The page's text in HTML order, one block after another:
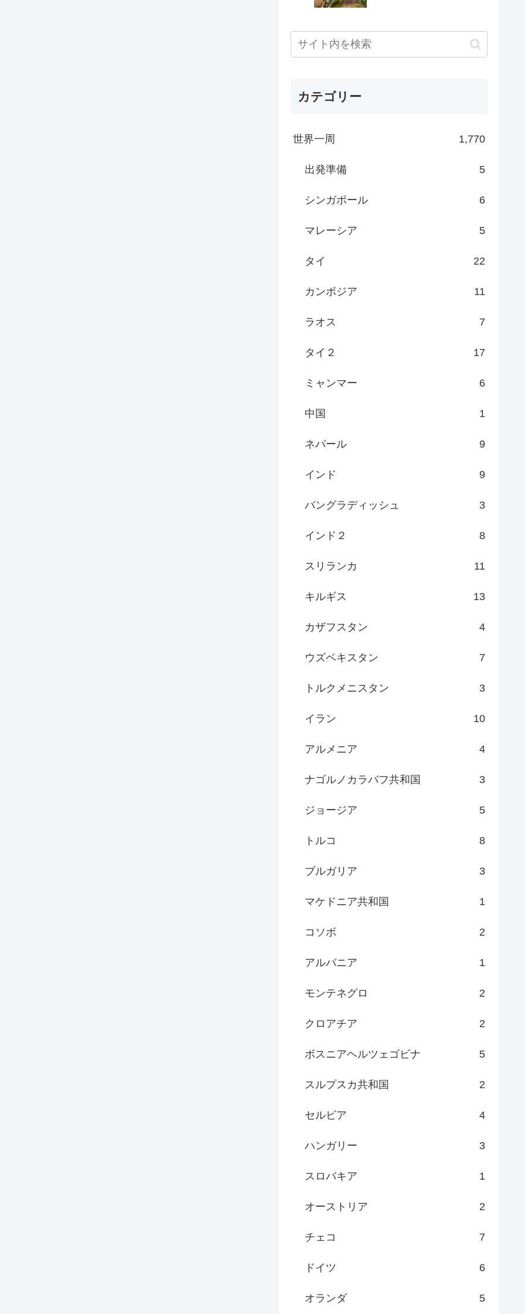
カテゴリー
世界一周 1,770
出発準備 5
シンガポール 6
マレーシア 5
タイ 22
カンボジア 11
ラオス 7
タイ２ 17
ミャンマー 6
中国 1
ネパール 9
インド 9
バングラディッシュ 3
インド２ 8
スリランカ 11
キルギス 13
カザフスタン 4
ウズベキスタン 7
トルクメニスタン 3
イラン 10
アルメニア 4
ナゴルノカラバフ共和国 3
ジョージア 5
トルコ 8
ブルガリア 3
マケドニア共和国 1
コソボ 2
アルバニア 1
モンテネグロ 2
クロアチア 2
ボスニアヘルツェゴビナ 5
スルプスカ共和国 2
セルビア 4
ハンガリー 3
スロバキア 1
オーストリア 2
チェコ 7
ドイツ 6
オランダ 5